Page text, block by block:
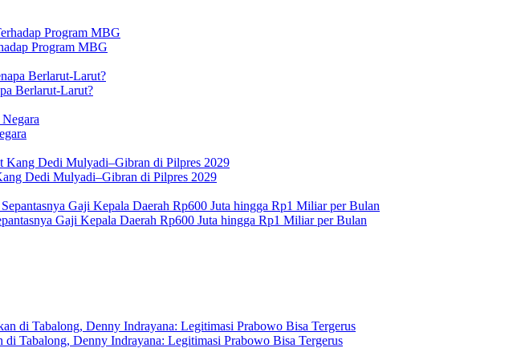
Program MBG
Berlarut-Larut?
Dedi Mulyadi–Gibran di Pilpres 2029
Gaji Kepala Daerah Rp600 Juta hingga Rp1 Miliar per Bulan
Tabalong, Denny Indrayana: Legitimasi Prabowo Bisa Tergerus